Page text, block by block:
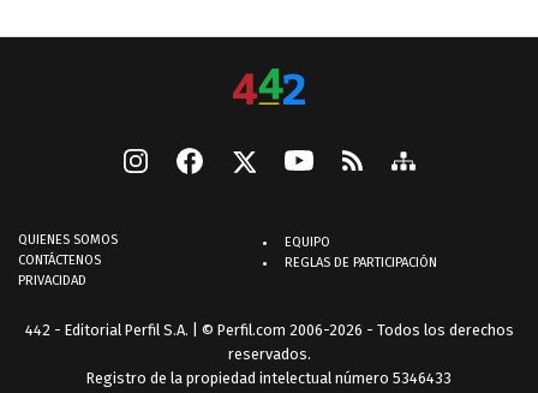
QUIENES SOMOS
CONTÁCTENOS
PRIVACIDAD
EQUIPO
REGLAS DE PARTICIPACIÓN
442 - Editorial Perfil S.A. | © Perfil.com 2006-2026 - Todos los derechos
reservados.
Registro de la propiedad intelectual número 5346433